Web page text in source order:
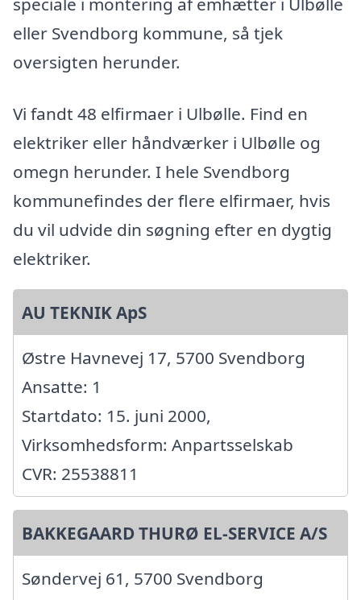
eller Svendborg kommune, så tjek
oversigten herunder.
Vi fandt 48 elfirmaer i Ulbølle. Find en
elektriker eller håndværker i Ulbølle og
omegn herunder. I hele Svendborg
kommunefindes der flere elfirmaer, hvis
du vil udvide din søgning efter en dygtig
elektriker.
AU TEKNIK ApS
Østre Havnevej 17, 5700 Svendborg
Ansatte: 1
Startdato: 15. juni 2000,
Virksomhedsform: Anpartsselskab
CVR: 25538811
BAKKEGAARD THURØ EL-SERVICE A/S
Søndervej 61, 5700 Svendborg